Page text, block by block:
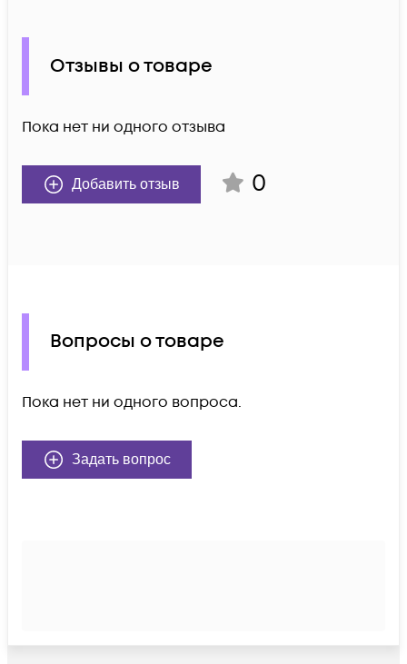
Отзывы о товаре
Пока нет ни одного отзыва
Добавить отзыв 0
Вопросы о товаре
Пока нет ни одного вопроса.
Задать вопрос